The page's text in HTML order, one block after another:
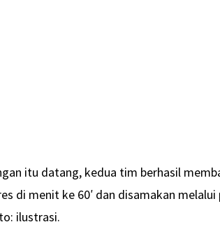
itu datang, kedua tim berhasil
di menit ke 60′ dan disamakan
ilustrasi.